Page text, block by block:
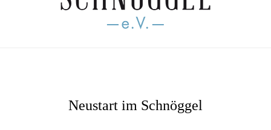
Neustart im Schnöggel